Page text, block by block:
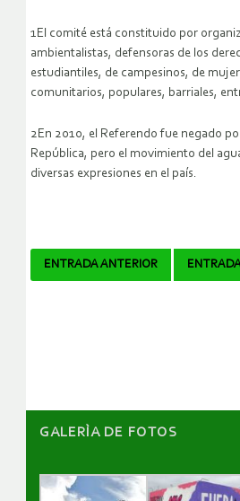
1El comité está constituido por
ambientalistas, defensoras de los
estudiantiles, de campesinos, de
comunitarios, populares, barriales,
2En 2010, el Referendo fue negado
República, pero el movimiento del
diversas expresiones en el país.
Navegador
ENTRADA ANTERIOR
GALERÌA DE FOTOS